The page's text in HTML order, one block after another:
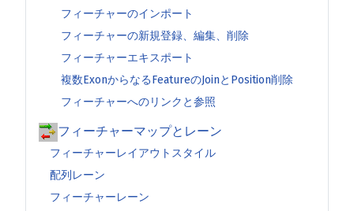
フィーチャーのインポート
フィーチャーの新規登録、編集、削除
フィーチャーエキスポート
複数ExonからなるFeatureのJoinとPosition削除
フィーチャーへのリンクと参照
フィーチャーマップとレーン
フィーチャーレイアウトスタイル
配列レーン
フィーチャーレーン